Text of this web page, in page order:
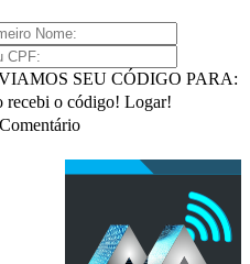
SEU CÓDIGO PARA:
recebi o código! Logar!